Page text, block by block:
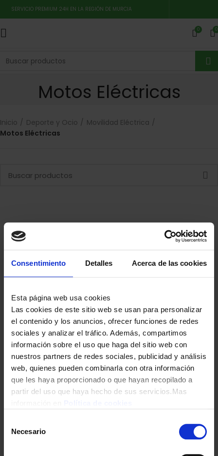
Consentimiento Detalles Acerca de las cookies
Esta página web usa cookies
Las cookies de este sitio web se usan para personalizar
el contenido y los anuncios, ofrecer funciones de redes
sociales y analizar el tráfico. Además, compartimos
información sobre el uso que haga del sitio web con
nuestros partners de redes sociales, publicidad y análisis
web, quienes pueden combinarla con otra información
que les haya proporcionado o que hayan recopilado a
partir del uso que haya hecho de sus servicios.Mas
Necesario
SERVICIO PREMIUM 24H EN LA REGIÓN DE MURCIA
0 0
Motos Eléctricas
Inicio Deporte y Ocio
Movilidad Eléctrica
Motos Eléctricas